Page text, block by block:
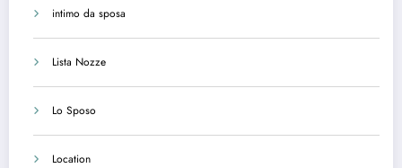
intimo da sposa
Lista Nozze
Lo Sposo
Location